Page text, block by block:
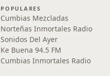
POPULARES
Cumbias Mezcladas
Norteñas Inmortales Radio
Sonidos Del Ayer
Ke Buena 94.5 FM
Cumbias Inmortales Radio